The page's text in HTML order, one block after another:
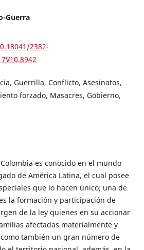
Guerra
2382-
Guerrilla, Conflicto, Asesinatos,
forzado, Masacres, Gobierno,
es conocido en el mundo
de América Latina, el cual posee
que lo hacen único; una de
la formación y participación de
de la ley quienes en su accionar
afectadas materialmente y
también un gran número de